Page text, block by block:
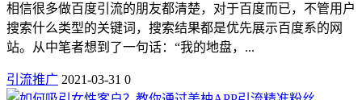
相信很多做百度引流的朋友都清楚，对于百度而已，不管用户
搜索什么类型的关键词，搜索结果都是优先展示百度系的网
站。从中笔者想到了一句话：“我的地盘，...
引流推广 2021-03-31 0